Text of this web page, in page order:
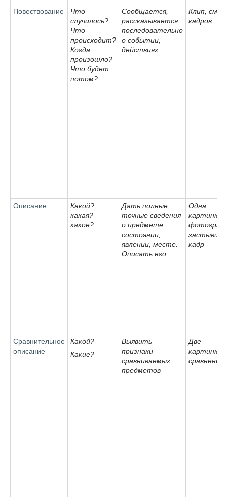
Повествование
Что
случилось?
Что
происходит?
Когда
произошло?
Что будет
потом?
Сообщается,
рассказывается
последовательно
о событии,
действиях.
Клип,
кадров
Описание
Какой?
какая?
какое?
Дать полные
точные сведения
о предмете
состоянии,
явлении, месте.
Описать его.
Одна
картинка,
кадр
Сравнительное
описание
Какой?
Какие?
Выявить
признаки
сравниваемых
предметов
Две
картинки
сравнения